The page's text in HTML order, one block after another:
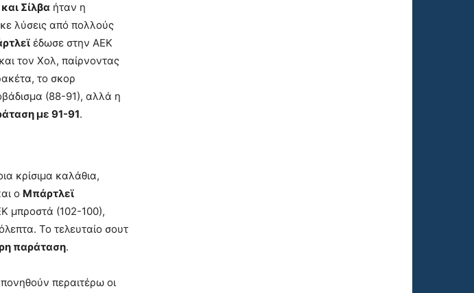
Σίλβα ήταν η
λύσεις από πολλούς
έδωσε στην ΑΕΚ
τον Χολ, παίρνοντας
το σκορ
(88-91), αλλά η
με 91-91.
κρίσιμα καλάθια,
ο Μπάρτλεϊ
μπροστά (102-100),
Το τελευταίο σουτ
παράταση.
περαιτέρω οι